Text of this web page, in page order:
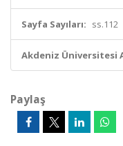
Sayfa Sayıları: ss.112
Akdeniz Üniversitesi
Paylaş